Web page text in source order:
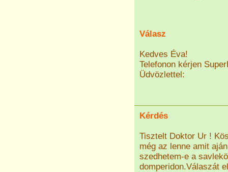
Válasz
Kedves Éva!
Telefonon kérjen
Üdvözlettel:
Kérdés
Tisztelt Doktor Ur !
még az lenne amit
szedhetem-e a
domperidon.Válaszát